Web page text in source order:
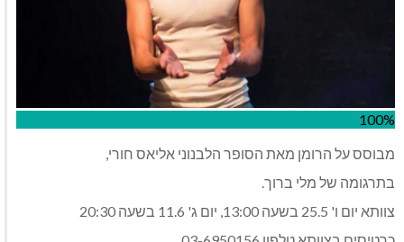
100%
מבוסס על הרומן מאת הסופר הלבנוני אליאס חורי,
בתרגומה של מלי ברוך.
​צוותא יום ו' 25.5 בשעה 13:00, יום ג' 11.6 בשעה 20:30